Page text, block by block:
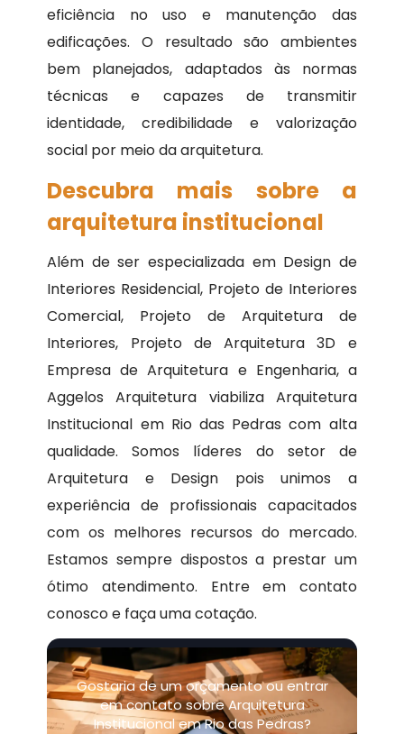
eficiência no uso e manutenção das
edificações. O resultado são ambientes
bem planejados, adaptados às normas
técnicas e capazes de transmitir
identidade, credibilidade e valorização
social por meio da arquitetura.
Descubra mais sobre a
arquitetura institucional
Além de ser especializada em Design de
Interiores Residencial, Projeto de Interiores
Comercial, Projeto de Arquitetura de
Interiores, Projeto de Arquitetura 3D e
Empresa de Arquitetura e Engenharia, a
Aggelos Arquitetura viabiliza Arquitetura
Institucional em Rio das Pedras com alta
qualidade. Somos líderes do setor de
Arquitetura e Design pois unimos a
experiência de profissionais capacitados
com os melhores recursos do mercado.
Estamos sempre dispostos a prestar um
ótimo atendimento. Entre em contato
conosco e faça uma cotação.
Gostaria de um orçamento ou entrar
em contato sobre Arquitetura
Institucional em Rio das Pedras?